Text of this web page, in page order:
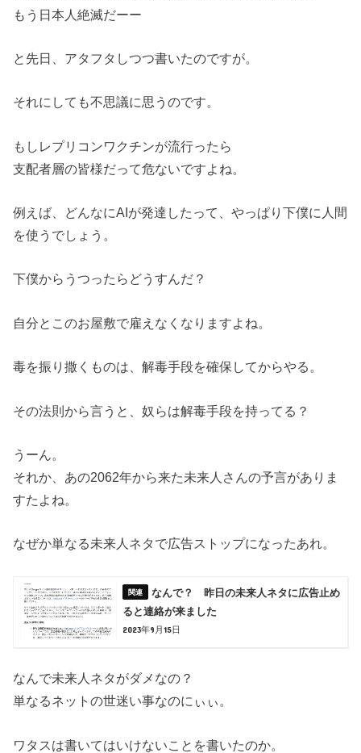
もう日本人絶滅だーー
と先日、アタフタしつつ書いたのですが。
それにしても不思議に思うのです。
もしレプリコンワクチンが流行ったら
支配者層の皆様だって危ないですよね。
例えば、どんなにAIが発達したって、やっぱり下僕に人間
を使うでしょう。
下僕からうつったらどうすんだ？
自分とこのお屋敷で雇えなくなりますよね。
毒を振り撒くものは、解毒手段を確保してからやる。
その法則から言うと、奴らは解毒手段を持ってる？
うーん。
それか、あの2062年から来た未来人さんの予言がありま
すたよね。
なぜか単なる未来人ネタで広告ストップになったあれ。
なんで？ 昨日の未来人ネタに広告止め
ると連絡が来ました
2023年9月15日
なんで未来人ネタがダメなの？
単なるネットの世迷い事なのにぃぃ。
ワタスは書いてはいけないことを書いたのか。